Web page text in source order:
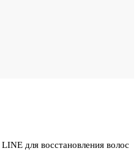
для восстановления волос